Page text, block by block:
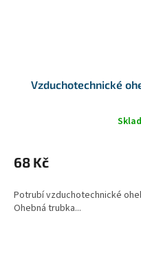
Vzduchotechnické
68 Kč
Potrubí vzduchotechnické
Ohebná trubka...